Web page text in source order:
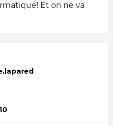
Et on ne va